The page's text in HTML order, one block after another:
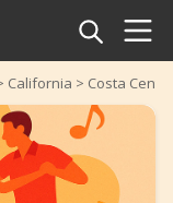
California > Costa